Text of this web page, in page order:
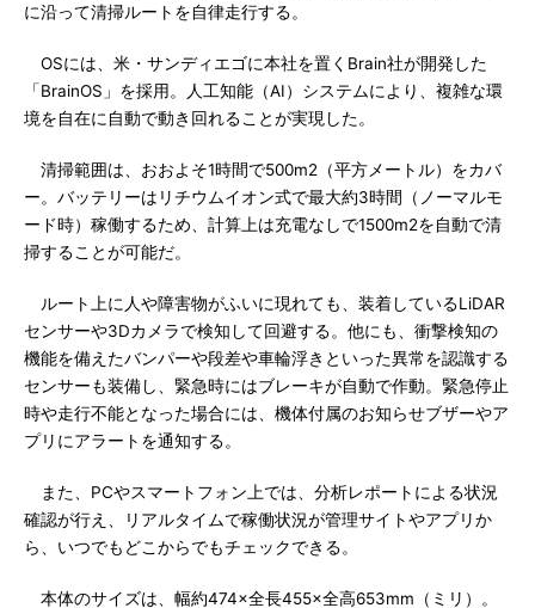
に沿って清掃ルートを自律走行する。
OSには、米・サンディエゴに本社を置くBrain社が開発した
「BrainOS」を採用。人工知能（AI）システムにより、複雑な環
境を自在に自動で動き回れることが実現した。
清掃範囲は、おおよそ1時間で500m2（平方メートル）をカバ
ー。バッテリーはリチウムイオン式で最大約3時間（ノーマルモ
ード時）稼働するため、計算上は充電なしで1500m2を自動で清
掃することが可能だ。
ルート上に人や障害物がふいに現れても、装着しているLiDAR
センサーや3Dカメラで検知して回避する。他にも、衝撃検知の
機能を備えたバンパーや段差や車輪浮きといった異常を認識する
センサーも装備し、緊急時にはブレーキが自動で作動。緊急停止
時や走行不能となった場合には、機体付属のお知らせブザーやア
プリにアラートを通知する。
また、PCやスマートフォン上では、分析レポートによる状況
確認が行え、リアルタイムで稼働状況が管理サイトやアプリか
ら、いつでもどこからでもチェックできる。
本体のサイズは、幅約474×全長455×全高653mm（ミリ）。